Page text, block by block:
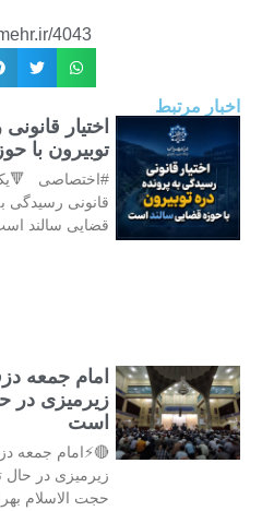
4043
اخبار مرتبط
اختیار
توبیرون با
#اختصاصی 🔻یک
قانونی رسیدگی
قضایی سالند
امام جمعه
زیرمیزی در
است
🔴⚡امام جمعه
زیرمیزی در حال
حجت الاسلام